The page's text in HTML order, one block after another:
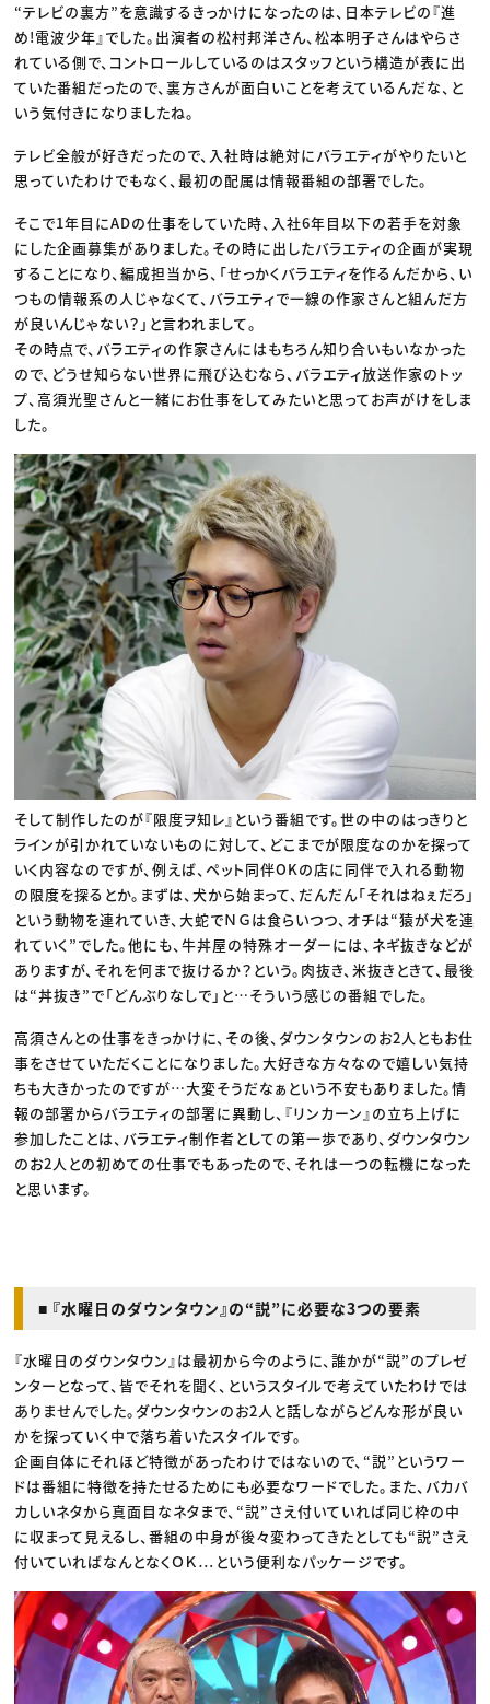
“テレビの裏方”を意識するきっかけになったのは、日本テレビの『進
め!電波少年』でした。出演者の松村邦洋さん、松本明子さんはやらさ
れている側で、コントロールしているのはスタッフという構造が表に出
ていた番組だったので、裏方さんが面白いことを考えているんだな、と
いう気付きになりましたね。
テレビ全般が好きだったので、入社時は絶対にバラエティがやりたいと
思っていたわけでもなく、最初の配属は情報番組の部署でした。
そこで1年目にADの仕事をしていた時、入社6年目以下の若手を対象
にした企画募集がありました。その時に出したバラエティの企画が実現
することになり、編成担当から、「せっかくバラエティを作るんだから、い
つもの情報系の人じゃなくて、バラエティで一線の作家さんと組んだ方
が良いんじゃない？」と言われまして。
その時点で、バラエティの作家さんにはもちろん知り合いもいなかった
ので、どうせ知らない世界に飛び込むなら、バラエティ放送作家のトッ
プ、高須光聖さんと一緒にお仕事をしてみたいと思ってお声がけをしま
した。
そして制作したのが『限度ヲ知レ』という番組です。世の中のはっきりと
ラインが引かれていないものに対して、どこまでが限度なのかを探って
いく内容なのですが、例えば、ペット同伴OKの店に同伴で入れる動物
の限度を探るとか。まずは、犬から始まって、だんだん「それはねぇだろ」
という動物を連れていき、大蛇でＮＧは食らいつつ、オチは“猿が犬を連
れていく”でした。他にも、牛丼屋の特殊オーダーには、ネギ抜きなどが
ありますが、それを何まで抜けるか？という。肉抜き、米抜きときて、最後
は“丼抜き”で「どんぶりなしで」と…そういう感じの番組でした。
高須さんとの仕事をきっかけに、その後、ダウンタウンのお2人ともお仕
事をさせていただくことになりました。大好きな方々なので嬉しい気持
ちも大きかったのですが…大変そうだなぁという不安もありました。情
報の部署からバラエティの部署に異動し、『リンカーン』の立ち上げに
参加したことは、バラエティ制作者としての第一歩であり、ダウンタウン
のお2人との初めての仕事でもあったので、それは一つの転機になった
と思います。
■ 『水曜日のダウンタウン』の“説”に必要な3つの要素
『水曜日のダウンタウン』は最初から今のように、誰かが“説”のプレゼ
ンターとなって、皆でそれを聞く、というスタイルで考えていたわけでは
ありませんでした。ダウンタウンのお2人と話しながらどんな形が良い
かを探っていく中で落ち着いたスタイルです。
企画自体にそれほど特徴があったわけではないので、“説”というワー
ドは番組に特徴を持たせるためにも必要なワードでした。また、バカバ
カしいネタから真面目なネタまで、“説”さえ付いていれば同じ枠の中
に収まって見えるし、番組の中身が後々変わってきたとしても“説”さえ
付いていればなんとなくＯＫ…という便利なパッケージです。